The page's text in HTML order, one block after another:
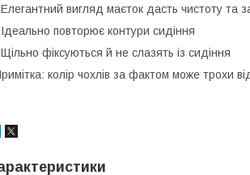
вигляд маєток дасть чистоту та
повторює контури сидіння
фіксуються й не слазять із сидіння
колір чохлів за фактом може трохи